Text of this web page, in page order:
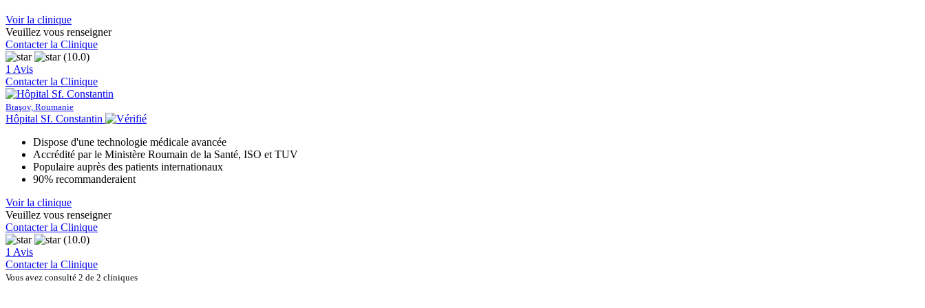
Voir la clinique
Veuillez vous renseigner
Contacter la Clinique
(10.0)
1 Avis
Contacter la Clinique
Braşov, Roumanie
Hôpital Sf. Constantin
Dispose d'une technologie médicale avancée
Accrédité par le Ministère Roumain de la Santé, ISO et TUV
Populaire auprès des patients internationaux
90% recommanderaient
Voir la clinique
Veuillez vous renseigner
Contacter la Clinique
(10.0)
1 Avis
Contacter la Clinique
Vous avez consulté 2 de 2 cliniques